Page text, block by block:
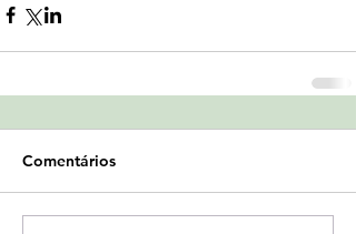
Comentários